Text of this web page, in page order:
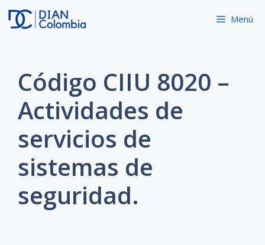
Saltar
Menú
Código CIIU 8020 –
Actividades de
servicios de
sistemas de
seguridad.